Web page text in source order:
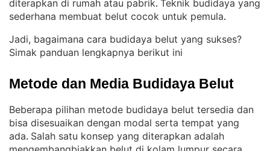
diterapkan di rumah atau pabrik. Teknik budidaya yang
sederhana membuat belut cocok untuk pemula.
Jadi, bagaimana cara budidaya belut yang sukses?
Simak panduan lengkapnya berikut ini
Metode dan Media Budidaya Belut
Beberapa pilihan metode budidaya belut tersedia dan
bisa disesuaikan dengan modal serta tempat yang
ada. Salah satu konsep yang diterapkan adalah